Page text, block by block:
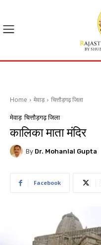
Home मेवाड़ चित्तौड़गढ़ जिला
मेवाड़ चित्तौड़गढ़ जिला
कालिका माता मंदिर
By Dr. Mohanlal Gupta
Facebook